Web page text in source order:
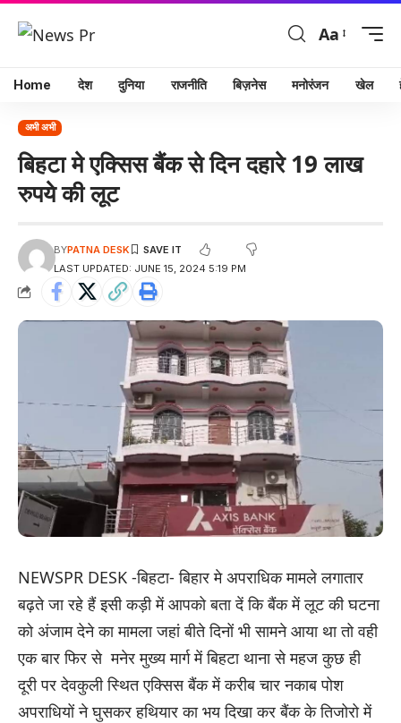
Aa
Home देश दुनिया राजनीति बिज़नेस मनोरंजन खेल
अभी अभी
बिहटा मे एक्सिस बैंक से दिन दहारे 19 लाख
रुपये की लूट
LAST UPDATED: JUNE 15, 2024 5:19 PM
BYPATNA DESK
NEWSPR DESK -बिहटा- बिहार मे अपराधिक मामले लगातार
बढ़ते जा रहे हैं इसी कड़ी में आपको बता दें कि बैंक में लूट की घटना
को अंजाम देने का मामला जहां बीते दिनों भी सामने आया था तो वही
एक बार फिर से मनेर मुख्य मार्ग में बिहटा थाना से महज कुछ ही
दूरी पर देवकुली स्थित एक्सिस बैंक में करीब चार नकाब पोश
अपराधियों ने घुसकर हथियार का भय दिखा कर बैंक के तिजोरो में